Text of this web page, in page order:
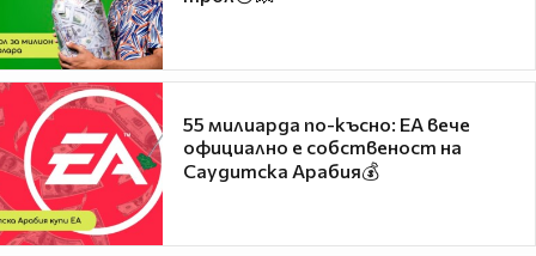
55 милиарда по-късно: EA вече
официално е собственост на
Саудитска Арабия💰